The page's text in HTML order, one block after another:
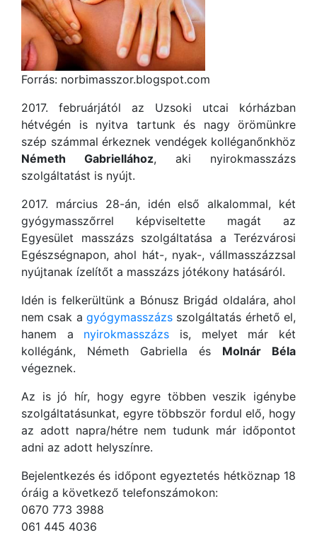
Forrás: norbimasszor.blogspot.com
2017. februárjától az Uzsoki utcai kórházban
hétvégén is nyitva tartunk és nagy örömünkre
szép számmal érkeznek vendégek kolléganőnkhöz
Németh Gabriellához, aki nyirokmasszázs
szolgáltatást is nyújt.
2017. március 28-án, idén első alkalommal, két
gyógymasszőrrel képviseltette magát az
Egyesület masszázs szolgáltatása a Terézvárosi
Egészségnapon, ahol hát-, nyak-, vállmasszázzsal
nyújtanak ízelítőt a masszázs jótékony hatásáról.
Idén is felkerültünk a Bónusz Brigád oldalára, ahol
nem csak a gyógymasszázs szolgáltatás érhető el,
hanem a nyirokmasszázs is, melyet már két
kollégánk, Németh Gabriella és Molnár Béla
végeznek.
Az is jó hír, hogy egyre többen veszik igénybe
szolgáltatásunkat, egyre többször fordul elő, hogy
az adott napra/hétre nem tudunk már időpontot
adni az adott helyszínre.
Bejelentkezés és időpont egyeztetés hétköznap 18
óráig a következő telefonszámokon:
0670 773 3988
061 445 4036